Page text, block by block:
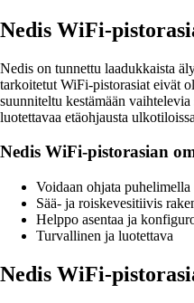
Nedis WiFi-
Nedis on tunnettu laadukkaista
tarkoitetut WiFi-pistorasiat eivät
suunniteltu kestämään
luotettavaa etäohjausta
Nedis WiFi-pistorasian
Voidaan ohjata puhelimella
Sää- ja roiskevesitiivis
Helppo asentaa ja
Turvallinen ja luotettava
Nedis WiFi-